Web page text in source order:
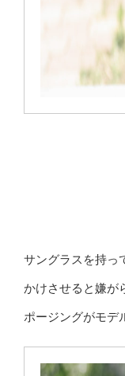
サングラスを持っ
かけさせると嫌が
ポージングがモ